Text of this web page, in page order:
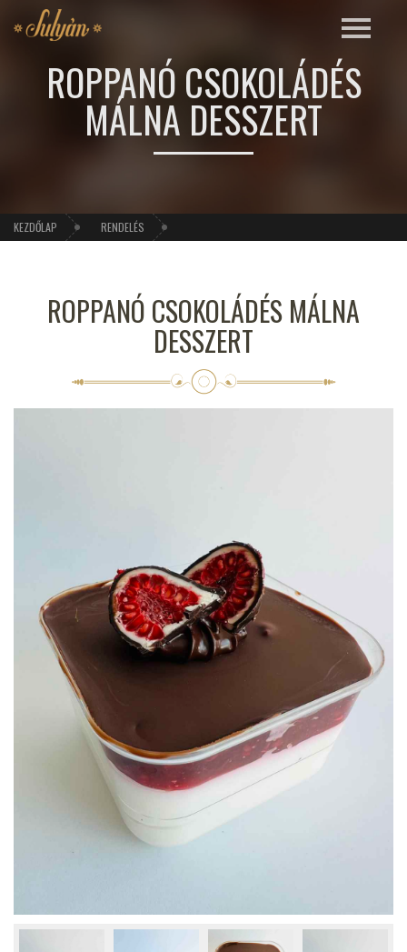
ROPPANÓ CSOKOLÁDÉS
MÁLNA DESSZERT
KEZDŐLAP RENDELÉS
ROPPANÓ CSOKOLÁDÉS MÁLNA
DESSZERT